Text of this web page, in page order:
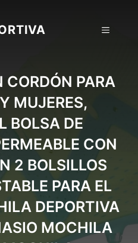
MENU
PARA
MUJERES,
BOLSA DE
CON
2 BOLSILLOS
PARA EL
DEPORTIVA
MOCHILA